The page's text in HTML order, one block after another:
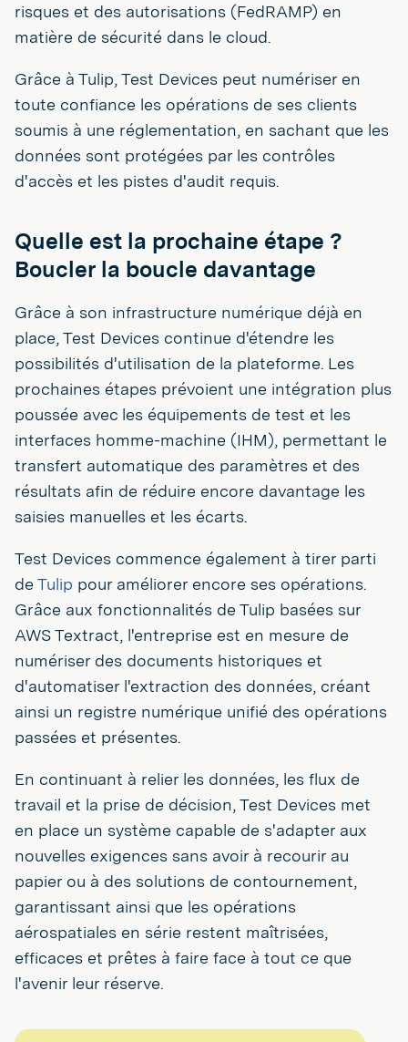
risques et des autorisations (FedRAMP) en
matière de sécurité dans le cloud.
Grâce à Tulip, Test Devices peut numériser en
toute confiance les opérations de ses clients
soumis à une réglementation, en sachant que les
données sont protégées par les contrôles
d'accès et les pistes d'audit requis.
Quelle est la prochaine étape ?
Boucler la boucle davantage
Grâce à son infrastructure numérique déjà en
place, Test Devices continue d'étendre les
possibilités d'utilisation de la plateforme. Les
prochaines étapes prévoient une intégration plus
poussée avec les équipements de test et les
interfaces homme-machine (IHM), permettant le
transfert automatique des paramètres et des
résultats afin de réduire encore davantage les
saisies manuelles et les écarts.
Test Devices commence également à tirer parti
de Tulip pour améliorer encore ses opérations.
Grâce aux fonctionnalités de Tulip basées sur
AWS Textract, l'entreprise est en mesure de
numériser des documents historiques et
d'automatiser l'extraction des données, créant
ainsi un registre numérique unifié des opérations
passées et présentes.
En continuant à relier les données, les flux de
travail et la prise de décision, Test Devices met
en place un système capable de s'adapter aux
nouvelles exigences sans avoir à recourir au
papier ou à des solutions de contournement,
garantissant ainsi que les opérations
aérospatiales en série restent maîtrisées,
efficaces et prêtes à faire face à tout ce que
l'avenir leur réserve.